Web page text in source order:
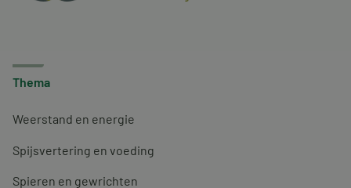
Thema
Weerstand en energie
Spijsvertering en voeding
Spieren en gewrichten